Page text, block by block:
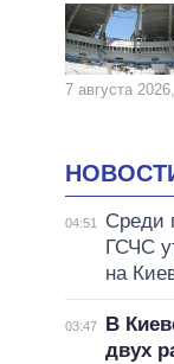
7 августа
04:51
Среди
ГСЧС
на
03:47
В
двух